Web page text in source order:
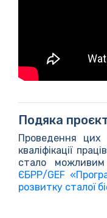
Подяка
Проведення цих
кваліфікації
стало
ЄБРР/GEF
розвитку сталої